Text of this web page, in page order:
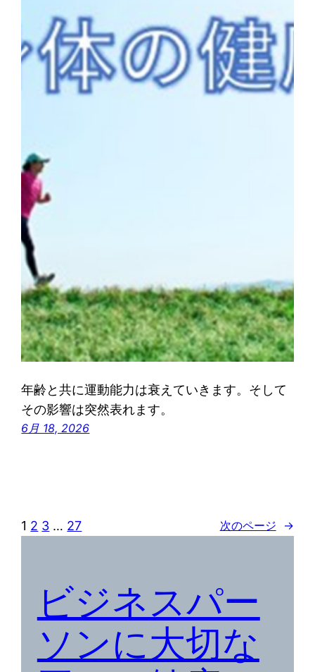
年齢と共に運動能力は衰えていきます。そして
その影響は突然表れます。
6月 18, 2026
1 2 3 … 27 次のページ →
ビジネスパー
ソンに大切な